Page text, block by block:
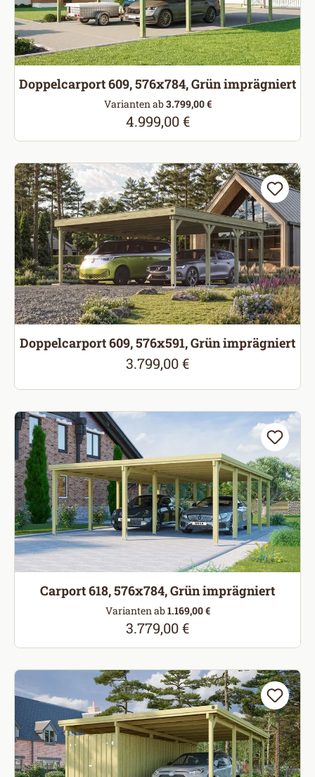
Doppelcarport 609, 576x784, Grün imprägniert
Varianten ab3.799,00 €
Regulärer Preis:
4.999,00 €
Doppelcarport 609, 576x591, Grün imprägniert
Regulärer Preis:
3.799,00 €
Carport 618, 576x784, Grün imprägniert
Varianten ab1.169,00 €
Regulärer Preis:
3.779,00 €